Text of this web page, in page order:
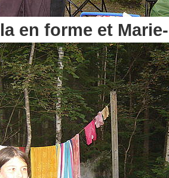
en forme et